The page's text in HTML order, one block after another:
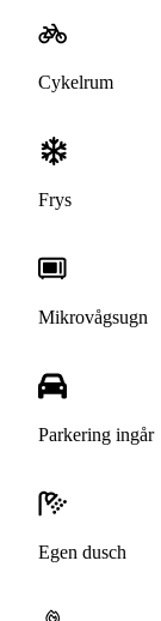
Cykelrum
Frys
Mikrovågsugn
Parkering ingår
Egen dusch